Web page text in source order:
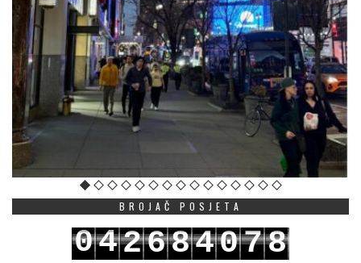
BROJAČ POSJETA
042684078